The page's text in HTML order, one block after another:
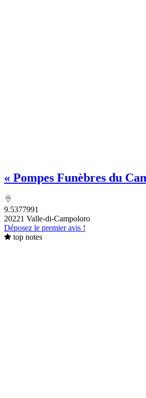
« Pompes Funèbres du
funéraire
9.5377991
20221 Valle-di-Campoloro
Déposez le premier avis !
top notes